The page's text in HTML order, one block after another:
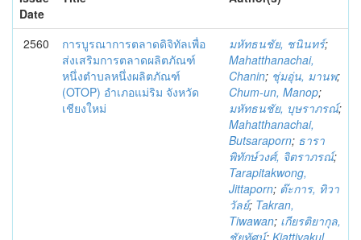
Date
2560
การบูรณาการตลาดดิจิทัลเพื่อ
ส่งเสริมการตลาดผลิตภัณฑ์
หนึ่งตำบลหนึ่งผลิตภัณฑ์
(OTOP) อำเภอแม่ริม จังหวัด
เชียงใหม่
มหัทธนชัย, ชนินทร์;
Mahatthanachai,
Chanin; ชุ่มอุ่น, มานพ;
Chum-un, Manop;
มหัทธนชัย, บุษราภรณ์;
Mahatthanachai,
Butsaraporn; ธารา
พิทักษ์วงศ์, จิตราภรณ์;
Tarapitakwong,
Jittaporn; ต๊ะการ, ทิวา
วัลย์; Takran,
Tiwawan; เกียรติยากุล,
ชัยทัศน์; Kiattiyakul,